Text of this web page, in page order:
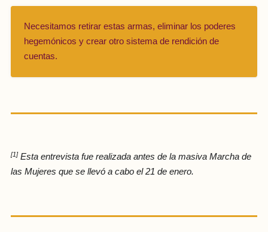
Necesitamos retirar estas armas, eliminar los poderes
hegemónicos y crear otro sistema de rendición de
cuentas.
[1]Esta entrevista fue realizada antes de la masiva Marcha de
las Mujeres que se llevó a cabo el 21 de enero.